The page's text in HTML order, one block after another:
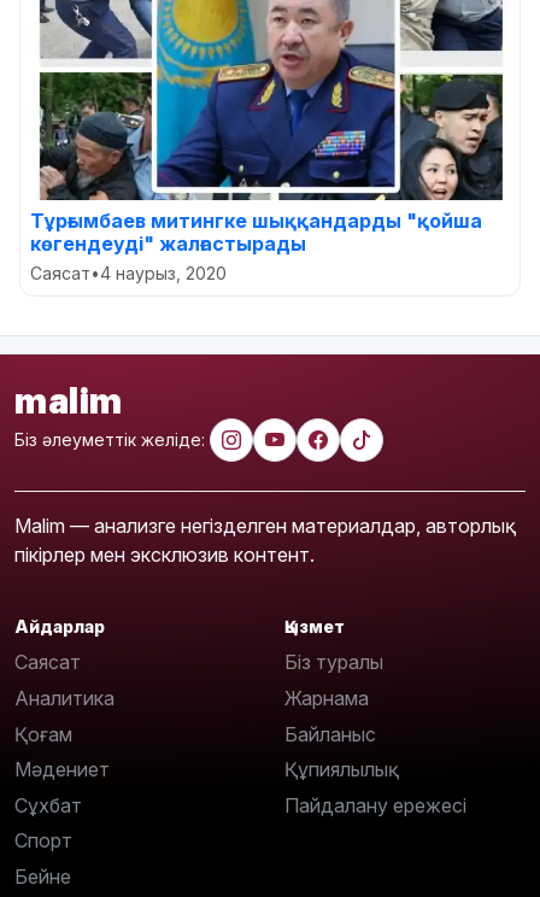
Тұрғымбаев митингке шыққандарды "қойша
көгендеуді" жалғастырады
Саясат•4 наурыз, 2020
malim
Біз әлеуметтік желіде:
Malim — анализге негізделген материалдар, авторлық
пікірлер мен эксклюзив контент.
Айдарлар
Саясат
Аналитика
Қоғам
Мәдениет
Сұхбат
Спорт
Бейне
Қызмет
Біз туралы
Жарнама
Байланыс
Құпиялылық
Пайдалану ережесі